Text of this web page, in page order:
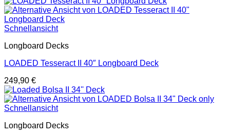
Schnellansicht
Longboard Decks
LOADED Tesseract II 40″ Longboard Deck
249,90 €
Schnellansicht
Longboard Decks